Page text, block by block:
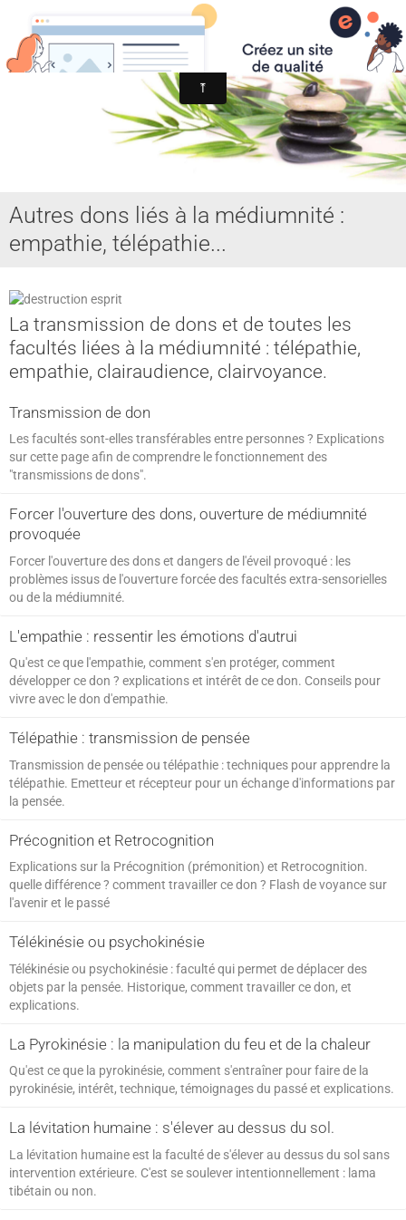
MYST SPIRITISME et ASTRAL
MEDIUMNITE
ASTRAL, SPHERES, TERRE
REINCARNATION
NDE - VOYAGE ASTRAL
CHAKRA - CORPS SUBTILS
GUERISSEURS - MAGNETISME
VOYANCE - DIVINATION
SPIRITISME - MESSAGES
Autres dons liés à la médiumnité :
empathie, télépathie...
La transmission de dons et de toutes les
facultés liées à la médiumnité : télépathie,
empathie, clairaudience, clairvoyance.
Transmission de don
Les facultés sont-elles transférables entre personnes ? Explications
sur cette page afin de comprendre le fonctionnement des
"transmissions de dons".
Forcer l'ouverture des dons, ouverture de médiumnité
provoquée
Forcer l'ouverture des dons et dangers de l'éveil provoqué : les
problèmes issus de l'ouverture forcée des facultés extra-sensorielles
ou de la médiumnité.
L'empathie : ressentir les émotions d'autrui
Qu'est ce que l'empathie, comment s'en protéger, comment
développer ce don ? explications et intérêt de ce don. Conseils pour
vivre avec le don d'empathie.
Télépathie : transmission de pensée
Transmission de pensée ou télépathie : techniques pour apprendre la
télépathie. Emetteur et récepteur pour un échange d'informations par
la pensée.
Précognition et Retrocognition
Explications sur la Précognition (prémonition) et Retrocognition.
quelle différence ? comment travailler ce don ? Flash de voyance sur
l'avenir et le passé
Télékinésie ou psychokinésie
Télékinésie ou psychokinésie : faculté qui permet de déplacer des
objets par la pensée. Historique, comment travailler ce don, et
explications.
La Pyrokinésie : la manipulation du feu et de la chaleur
Qu'est ce que la pyrokinésie, comment s'entraîner pour faire de la
pyrokinésie, intérêt, technique, témoignages du passé et explications.
La lévitation humaine : s'élever au dessus du sol.
La lévitation humaine est la faculté de s'élever au dessus du sol sans
intervention extérieure. C'est se soulever intentionnellement : lama
tibétain ou non.